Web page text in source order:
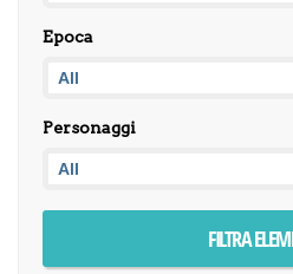
Epoca
Personaggi